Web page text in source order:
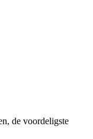
de voordeligste